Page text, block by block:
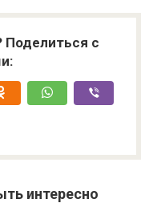
Поделиться с
интересно